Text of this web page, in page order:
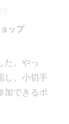
ップ
た。やっ
し、小切手
加できるポ